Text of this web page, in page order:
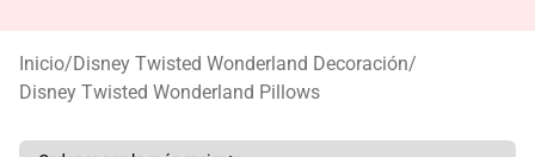
Inicio/Disney Twisted Wonderland Decoración/
Disney Twisted Wonderland Pillows